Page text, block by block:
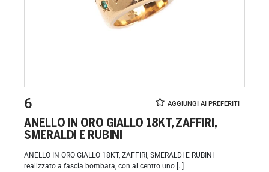
6
ANELLO IN ORO GIALLO 18KT, ZAFFIRI,
SMERALDI E RUBINI
ANELLO IN ORO GIALLO 18KT, ZAFFIRI, SMERALDI E RUBINI
realizzato a fascia bombata, con al centro uno [..]